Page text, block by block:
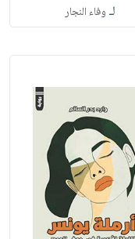
لـ وفاء النجار